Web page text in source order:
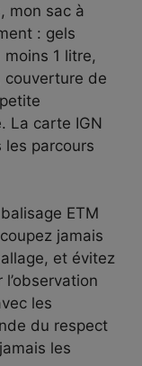
mon sac à
: gels
moins 1 litre,
couverture de
La carte IGN
parcours
ETM
jamais
et évitez
les
du respect
les